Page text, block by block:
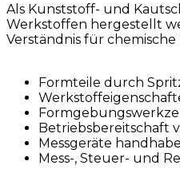
Als Kunststoff- und
Werkstoffen hergestellt
Verständnis für
Formteile durch
Betriebsbereitschaft
Messgeräte
Mess-, Steuer- und